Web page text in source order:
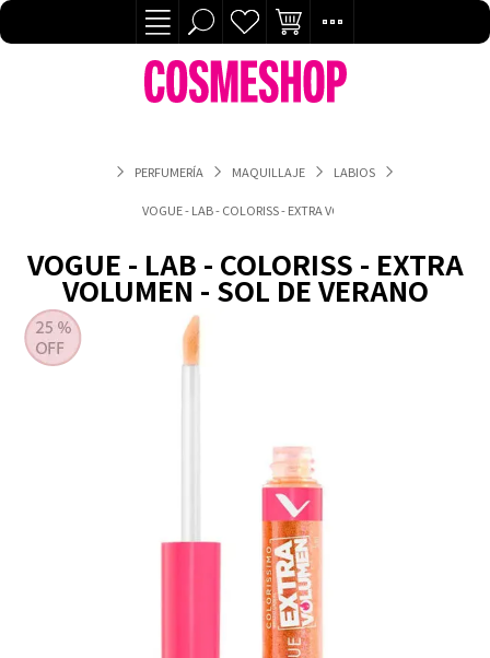
PERFUMERÍA MAQUILLAJE LABIOS
VOGUE - LAB - COLORISS - EXTRA VOLUMEN - SOL DE VERANO
VOGUE - LAB - COLORISS - EXTRA
VOLUMEN - SOL DE VERANO